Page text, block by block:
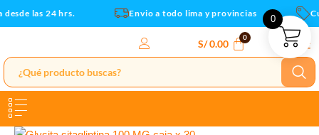
al
las 24 hrs. Envio a todo lima y provincias
S/0.00
0